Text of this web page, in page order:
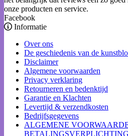
onze producten en service.
Facebook
Informatie
Over ons
De geschiedenis van de
Disclaimer
Algemene voorwaarden
Privacy verklaring
Retourneren en bedenktijd
Garantie en Klachten
Levertijd & verzendkosten
Bedrijfsgegevens
ALGEMENE
BETALINGSVERPLICHTING